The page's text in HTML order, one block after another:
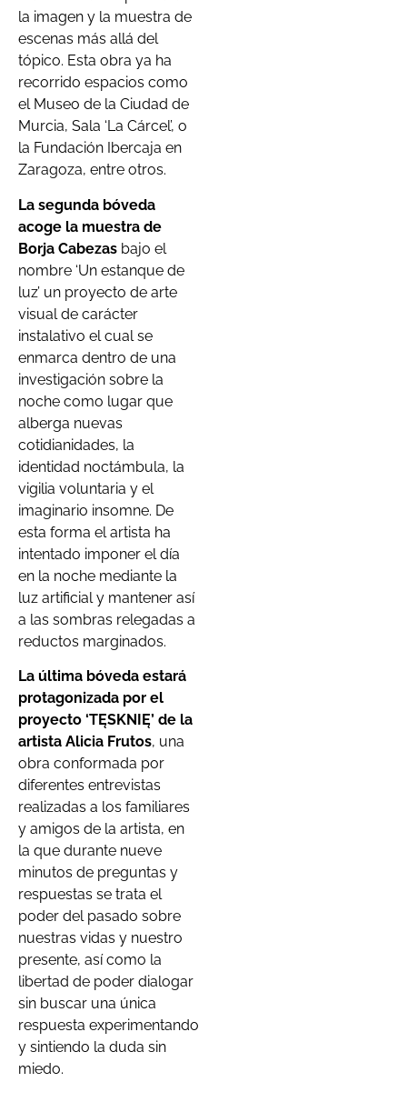
la imagen y la muestra de
escenas más allá del
tópico. Esta obra ya ha
recorrido espacios como
el Museo de la Ciudad de
Murcia, Sala ‘La Cárcel’, o
la Fundación Ibercaja en
Zaragoza, entre otros.
La segunda bóveda
acoge la muestra de
Borja Cabezas bajo el
nombre ‘Un estanque de
luz’ un proyecto de arte
visual de carácter
instalativo el cual se
enmarca dentro de una
investigación sobre la
noche como lugar que
alberga nuevas
cotidianidades, la
identidad noctámbula, la
vigilia voluntaria y el
imaginario insomne. De
esta forma el artista ha
intentado imponer el día
en la noche mediante la
luz artificial y mantener así
a las sombras relegadas a
reductos marginados.
La última bóveda estará
protagonizada por el
proyecto ‘TĘSKNIĘ’ de la
artista Alicia Frutos, una
obra conformada por
diferentes entrevistas
realizadas a los familiares
y amigos de la artista, en
la que durante nueve
minutos de preguntas y
respuestas se trata el
poder del pasado sobre
nuestras vidas y nuestro
presente, así como la
libertad de poder dialogar
sin buscar una única
respuesta experimentando
y sintiendo la duda sin
miedo.